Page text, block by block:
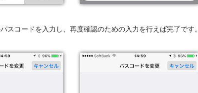
スコードを入力し、再度確認のための入力を行えば完了です。